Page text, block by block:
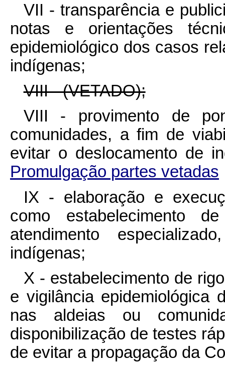
VII - transparência e
notas e orientações
epidemiológico dos casos
indígenas;
VIII - (VETADO);
VIII - provimento de
comunidades, a fim de
evitar o deslocamento de
Promulgação partes vetadas
IX - elaboração e
como estabelecimento
atendimento
indígenas;
X - estabelecimento de
e vigilância epidemiológica
nas aldeias ou
disponibilização de testes
de evitar a propagação da